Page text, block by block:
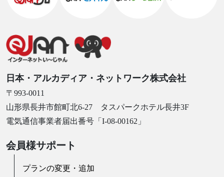
日本・アルカディア・ネットワーク株式会社
〒993-0011
山形県長井市館町北6-27 タスパークホテル長井3F
電気通信事業者届出番号「I-08-00162」
会員様サポート
プランの変更・追加